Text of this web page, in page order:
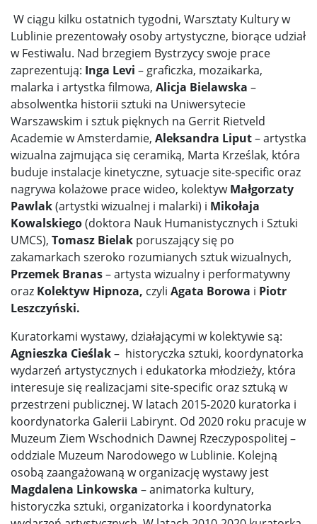
W ciągu kilku ostatnich tygodni, Warsztaty Kultury w
Lublinie prezentowały osoby artystyczne, biorące udział
w Festiwalu. Nad brzegiem Bystrzycy swoje prace
zaprezentują: Inga Levi – graficzka, mozaikarka,
malarka i artystka filmowa, Alicja Bielawska –
absolwentka historii sztuki na Uniwersytecie
Warszawskim i sztuk pięknych na Gerrit Rietveld
Academie w Amsterdamie, Aleksandra Liput– artystka
wizualna zajmująca się ceramiką, Marta Krześlak, która
buduje instalacje kinetyczne, sytuacje site-specific oraz
nagrywa kolażowe prace wideo, kolektywMałgorzaty
Pawlak(artystki wizualnej i malarki) i Mikołaja
Kowalskiego(doktora Nauk Humanistycznych i Sztuki
UMCS), Tomasz Bielak poruszający się po
zakamarkach szeroko rozumianych sztuk wizualnych,
Przemek Branas– artysta wizualny i performatywny
oraz Kolektyw Hipnoza, czyli Agata Borowa i Piotr
Leszczyński.
Kuratorkami wystawy, działającymi w kolektywie są:
Agnieszka Cieślak– historyczka sztuki, koordynatorka
wydarzeń artystycznych i edukatorka młodzieży, która
interesuje się realizacjami site-specific oraz sztuką w
przestrzeni publicznej. W latach 2015-2020 kuratorka i
koordynatorka Galerii Labirynt. Od 2020 roku pracuje w
Muzeum Ziem Wschodnich Dawnej Rzeczypospolitej –
oddziale Muzeum Narodowego w Lublinie. Kolejną
osobą zaangażowaną w organizację wystawy jest
Magdalena Linkowska – animatorka kultury,
historyczka sztuki, organizatorka i koordynatorka